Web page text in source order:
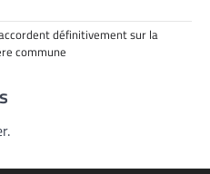
définitivement sur la
commune